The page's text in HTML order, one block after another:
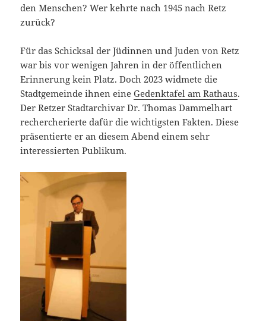
den Menschen? Wer kehrte nach 1945 nach Retz
zurück?
Für das Schicksal der Jüdinnen und Juden von Retz
war bis vor wenigen Jahren in der öffentlichen
Erinnerung kein Platz. Doch 2023 widmete die
Stadtgemeinde ihnen eineGedenktafel am Rathaus.
Der Retzer Stadtarchivar Dr. Thomas Dammelhart
rechercherierte dafür die wichtigsten Fakten. Diese
präsentierte er an diesem Abend einem sehr
interessierten Publikum.